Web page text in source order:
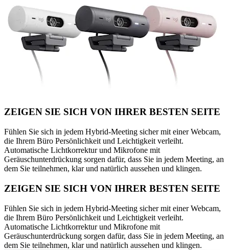
ZEIGEN SIE SICH VON IHRER BESTEN SEITE
Fühlen Sie sich in jedem Hybrid-Meeting sicher mit einer Webcam,
die Ihrem Büro Persönlichkeit und Leichtigkeit verleiht.
Automatische Lichtkorrektur und Mikrofone mit
Geräuschunterdrückung sorgen dafür, dass Sie in jedem Meeting, an
dem Sie teilnehmen, klar und natürlich aussehen und klingen.
ZEIGEN SIE SICH VON IHRER BESTEN SEITE
Fühlen Sie sich in jedem Hybrid-Meeting sicher mit einer Webcam,
die Ihrem Büro Persönlichkeit und Leichtigkeit verleiht.
Automatische Lichtkorrektur und Mikrofone mit
Geräuschunterdrückung sorgen dafür, dass Sie in jedem Meeting, an
dem Sie teilnehmen, klar und natürlich aussehen und klingen.